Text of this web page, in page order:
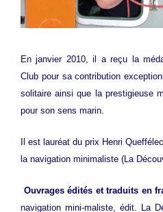
En janvier 2010, il a reçu la
Club pour sa contribution
solitaire ainsi que la prestigieuse
pour son sens marin.
Il est lauréat du prix Henri
la navigation minimaliste (La
Ouvrages édités et traduits en
navigation mini-maliste, édit. La